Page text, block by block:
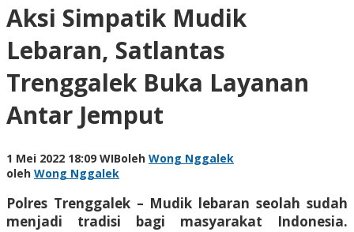
Aksi Simpatik Mudik
Lebaran, Satlantas
Trenggalek Buka Layanan
Antar Jemput
1 Mei 2022 18:09 WIBoleh Wong Nggalek
oleh Wong Nggalek
Polres Trenggalek – Mudik lebaran seolah sudah
menjadi tradisi bagi masyarakat Indonesia.